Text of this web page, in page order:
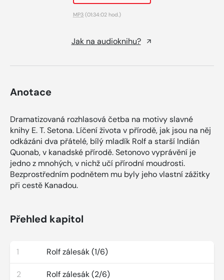
MP3 (01:34:02 hod.)
Jak na audioknihu?
Anotace
Dramatizovaná rozhlasová četba na motivy slavné
knihy E. T. Setona. Líčení života v přírodě, jak jsou na něj
odkázáni dva přátelé, bílý mladík Rolf a starší Indián
Quonab, v kanadské přírodě. Setonovo vyprávění je
jedno z mnohých, v nichž učí přírodní moudrosti.
Bezprostředním podnětem mu byly jeho vlastní zážitky
při cestě Kanadou.
Přehled kapitol
1 Rolf zálesák (1/6)
2 Rolf zálesák (2/6)